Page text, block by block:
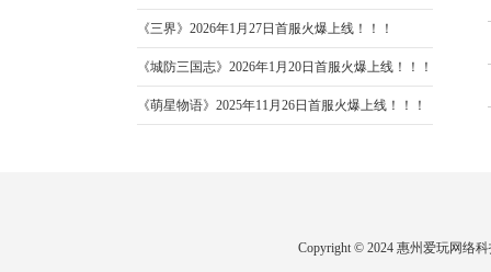
《三界》2026年1月27日首服火爆上线！！！
《城防三国志》2026年1月20日首服火爆上线！！！
《萌星物语》2025年11月26日首服火爆上线！！！
Copyright © 2024 惠州爱玩网络